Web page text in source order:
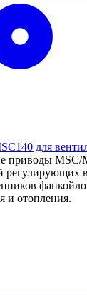
для
приводы
и отопления.